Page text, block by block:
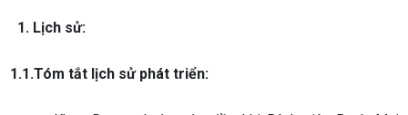
1. Lịch sử:
1.1.Tóm tắt lịch sử phát triển: